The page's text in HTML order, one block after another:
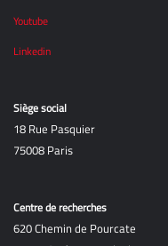
Youtube
Linkedin
Siège social
18 Rue Pasquier
75008 Paris
Centre de recherches
620 Chemin de Pourcate